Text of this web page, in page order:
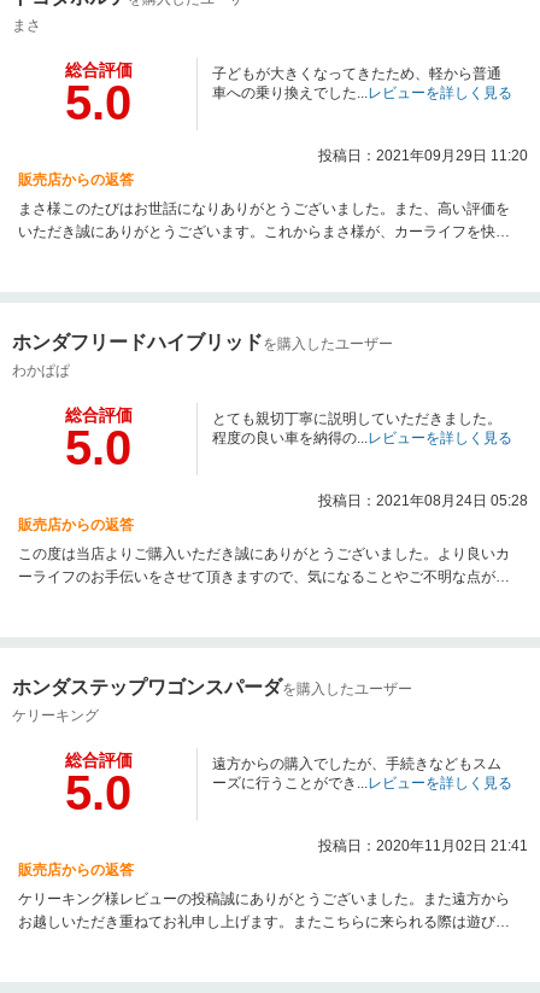
まさ
総合評価
5.0
子どもが大きくなってきたため、軽から普通
車への乗り換えでした...レビューを詳しく見る
投稿日：2021年09月29日 11:20
販売店からの返答
まさ様このたびはお世話になりありがとうございました。また、高い評価を
いただき誠にありがとうございます。これからまさ様が、カーライフを快適
ホンダフリードハイブリッドを購入したユーザー
わかぱぱ
総合評価
5.0
とても親切丁寧に説明していただきました。
程度の良い車を納得の...レビューを詳しく見る
投稿日：2021年08月24日 05:28
販売店からの返答
この度は当店よりご購入いただき誠にありがとうございました。より良いカ
ーライフのお手伝いをさせて頂きますので、気になることやご不明な点がご
ホンダステップワゴンスパーダを購入したユーザー
ケリーキング
総合評価
5.0
遠方からの購入でしたが、手続きなどもスム
ーズに行うことができ...レビューを詳しく見る
投稿日：2020年11月02日 21:41
販売店からの返答
ケリーキング様レビューの投稿誠にありがとうございました。また遠方から
お越しいただき重ねてお礼申し上げます。またこちらに来られる際は遊びに